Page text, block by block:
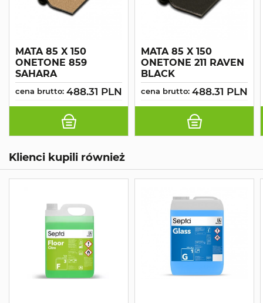
MATA 85 X 150
ONETONE 859
SAHARA
cena brutto: 488.31 PLN
MATA 85 X 150
ONETONE 211 RAVEN
BLACK
cena brutto: 488.31 PLN
Klienci kupili również